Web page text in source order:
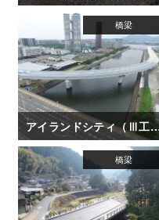
アイランドシテ